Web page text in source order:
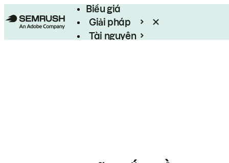
Biểu giá
Giải pháp
Tài nguyên